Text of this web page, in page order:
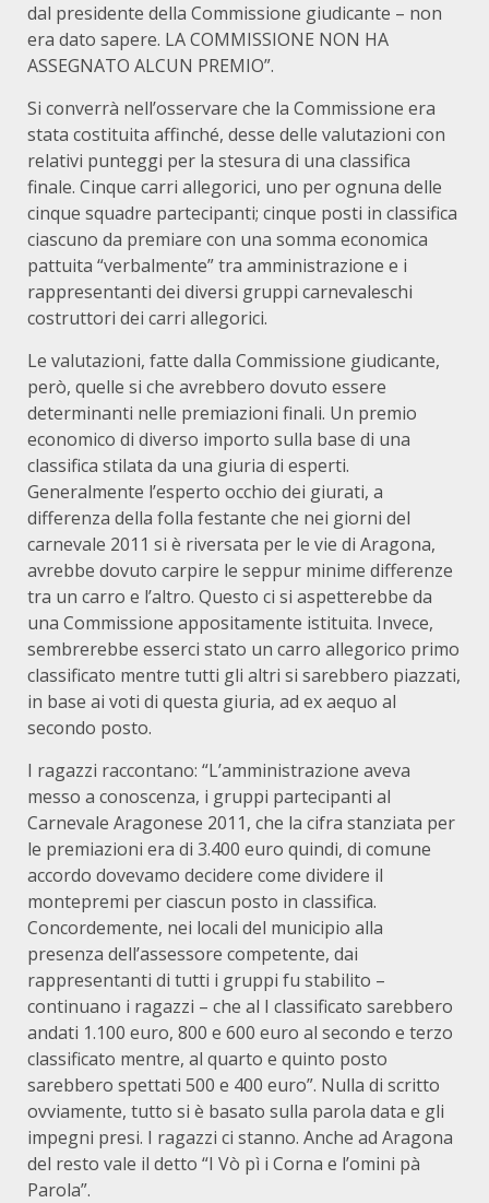
dal presidente della Commissione giudicante – non
era dato sapere. LA COMMISSIONE NON HA
ASSEGNATO ALCUN PREMIO”.
Si converrà nell’osservare che la Commissione era
stata costituita affinché, desse delle valutazioni con
relativi punteggi per la stesura di una classifica
finale. Cinque carri allegorici, uno per ognuna delle
cinque squadre partecipanti; cinque posti in classifica
ciascuno da premiare con una somma economica
pattuita “verbalmente” tra amministrazione e i
rappresentanti dei diversi gruppi carnevaleschi
costruttori dei carri allegorici.
Le valutazioni, fatte dalla Commissione giudicante,
però, quelle si che avrebbero dovuto essere
determinanti nelle premiazioni finali. Un premio
economico di diverso importo sulla base di una
classifica stilata da una giuria di esperti.
Generalmente l’esperto occhio dei giurati, a
differenza della folla festante che nei giorni del
carnevale 2011 si è riversata per le vie di Aragona,
avrebbe dovuto carpire le seppur minime differenze
tra un carro e l’altro. Questo ci si aspetterebbe da
una Commissione appositamente istituita. Invece,
sembrerebbe esserci stato un carro allegorico primo
classificato mentre tutti gli altri si sarebbero piazzati,
in base ai voti di questa giuria, ad ex aequo al
secondo posto.
I ragazzi raccontano: “L’amministrazione aveva
messo a conoscenza, i gruppi partecipanti al
Carnevale Aragonese 2011, che la cifra stanziata per
le premiazioni era di 3.400 euro quindi, di comune
accordo dovevamo decidere come dividere il
montepremi per ciascun posto in classifica.
Concordemente, nei locali del municipio alla
presenza dell’assessore competente, dai
rappresentanti di tutti i gruppi fu stabilito –
continuano i ragazzi – che al I classificato sarebbero
andati 1.100 euro, 800 e 600 euro al secondo e terzo
classificato mentre, al quarto e quinto posto
sarebbero spettati 500 e 400 euro”. Nulla di scritto
ovviamente, tutto si è basato sulla parola data e gli
impegni presi. I ragazzi ci stanno. Anche ad Aragona
del resto vale il detto “I Vò pì i Corna e l’omini pà
Parola”.